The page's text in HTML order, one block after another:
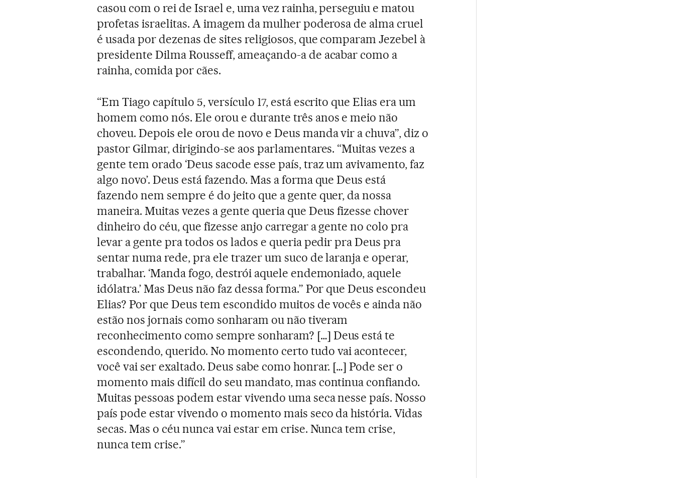
casou com o rei de Israel e, uma vez rainha, perseguiu e matou
profetas israelitas. A imagem da mulher poderosa de alma cruel
é usada por dezenas de sites religiosos, que comparam Jezebel à
presidente Dilma Rousseff, ameaçando-a de acabar como a
rainha, comida por cães.
“Em Tiago capítulo 5, versículo 17, está escrito que Elias era um
homem como nós. Ele orou e durante três anos e meio não
choveu. Depois ele orou de novo e Deus manda vir a chuva”, diz o
pastor Gilmar, dirigindo-se aos parlamentares. “Muitas vezes a
gente tem orado ‘Deus sacode esse país, traz um avivamento, faz
algo novo’. Deus está fazendo. Mas a forma que Deus está
fazendo nem sempre é do jeito que a gente quer, da nossa
maneira. Muitas vezes a gente queria que Deus fizesse chover
dinheiro do céu, que fizesse anjo carregar a gente no colo pra
levar a gente pra todos os lados e queria pedir pra Deus pra
sentar numa rede, pra ele trazer um suco de laranja e operar,
trabalhar. ‘Manda fogo, destrói aquele endemoniado, aquele
idólatra.’ Mas Deus não faz dessa forma.” Por que Deus escondeu
Elias? Por que Deus tem escondido muitos de vocês e ainda não
estão nos jornais como sonharam ou não tiveram
reconhecimento como sempre sonharam? […] Deus está te
escondendo, querido. No momento certo tudo vai acontecer,
você vai ser exaltado. Deus sabe como honrar. […] Pode ser o
momento mais difícil do seu mandato, mas continua confiando.
Muitas pessoas podem estar vivendo uma seca nesse país. Nosso
país pode estar vivendo o momento mais seco da história. Vidas
secas. Mas o céu nunca vai estar em crise. Nunca tem crise,
nunca tem crise.”